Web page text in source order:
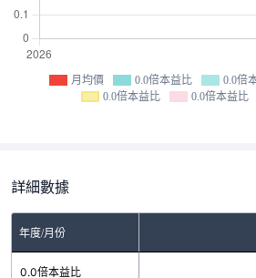
月均價 0.0倍本益比 0.0倍
0.0倍本益比
0.0倍本益比
詳細數據
年度/月份
0.0倍本益比